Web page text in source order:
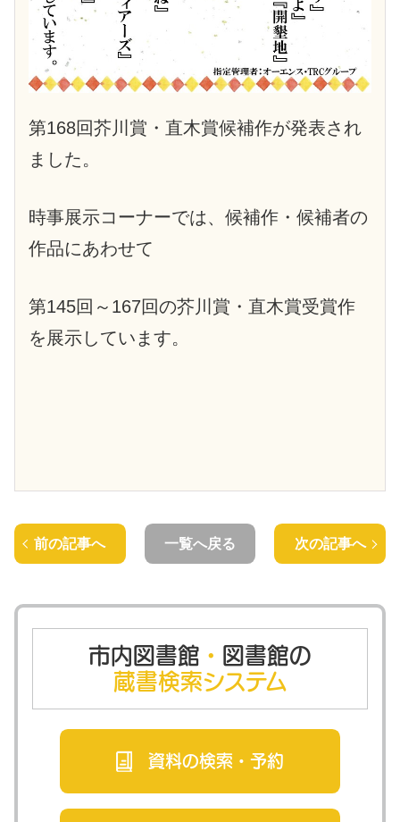
第168回芥川賞・直木賞候補作が発表され
ました。
時事展示コーナーでは、候補作・候補者の
作品にあわせて
第145回～167回の芥川賞・直木賞受賞作
を展示しています。
前の記事へ 一覧へ戻る 次の記事へ
市内図書館 ・ 図書館の
蔵書検索システム
資料の検索・ 予約